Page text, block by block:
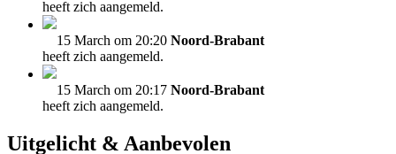
heeft zich aangemeld.
15 March om 20:20 Noord-Brabant
heeft zich aangemeld.
15 March om 20:17 Noord-Brabant
heeft zich aangemeld.
Uitgelicht & Aanbevolen